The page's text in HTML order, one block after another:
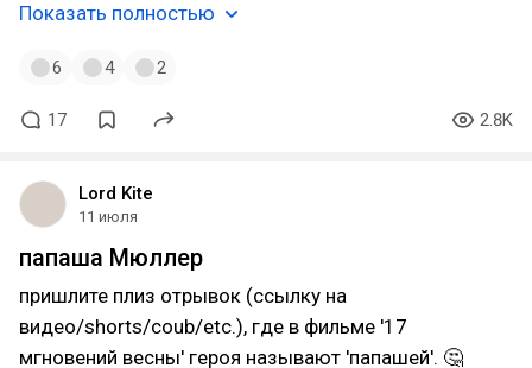
Показать полностью
6 4 2
17 2.8K
Lord Kite
11 июля
папаша Мюллер
пришлите плиз отрывок (ссылку на
видео/shorts/coub/etc.), где в фильме '17
мгновений весны' героя называют 'папашей'. 🤔